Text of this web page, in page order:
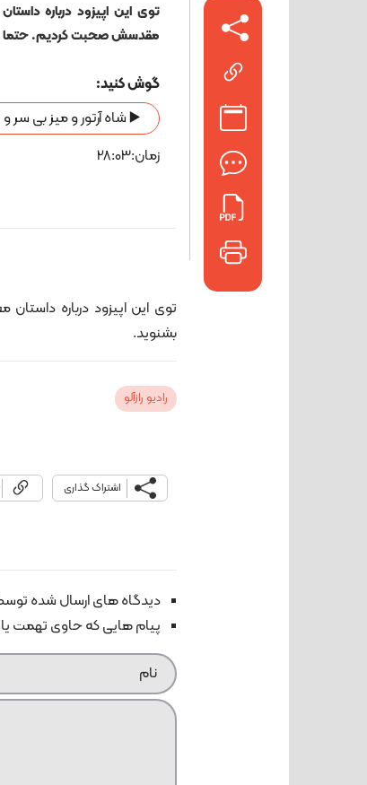
توی این اپیزود درباره
مقدسش صحبت کردیم. حتما
گوش کنید:
▶️ شاه آرتور و میز بی سر
زمان:28:03
توی این اپیزود درباره
بشنوید.
رادیو رازآلو
اشتراک گذاری
دیدگاه های ارسال شده
پیام هایی که حاوی تهمت یا